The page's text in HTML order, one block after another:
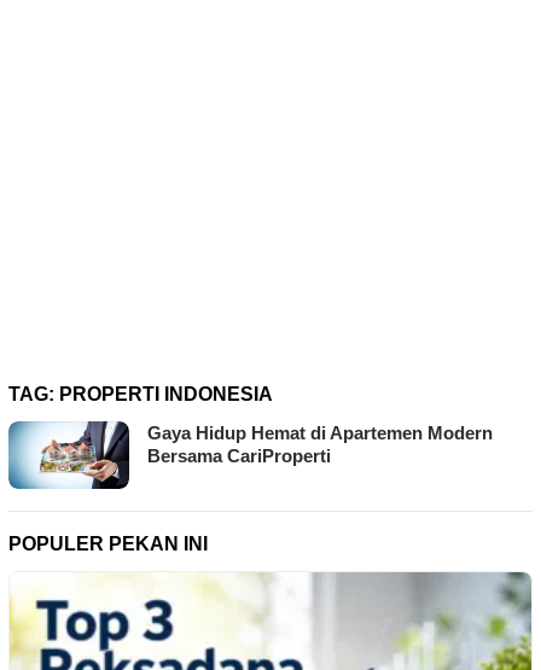
TAG: PROPERTI INDONESIA
Gaya Hidup Hemat di Apartemen Modern
Bersama CariProperti
POPULER PEKAN INI